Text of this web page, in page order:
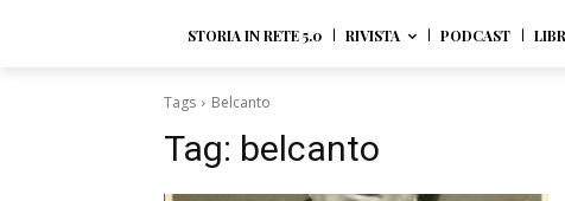
STORIA IN RETE 5.0 RIVISTA PODCAST
Tags Belcanto
Tag: belcanto